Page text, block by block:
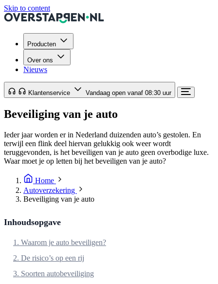
Skip to content
Producten
Over ons
Nieuws
Klantenservice Vandaag open vanaf 08:30 uur
Beveiliging van je auto
Ieder jaar worden er in Nederland duizenden auto’s gestolen. En
terwijl een flink deel hiervan gelukkig ook weer wordt
teruggevonden, is het beveiligen van je auto geen overbodige luxe.
Waar moet je op letten bij het beveiligen van je auto?
Home
Autoverzekering
Beveiliging van je auto
Inhoudsopgave
1. Waarom je auto beveiligen?
2. De risico’s op een rij
3. Soorten autobeveiliging